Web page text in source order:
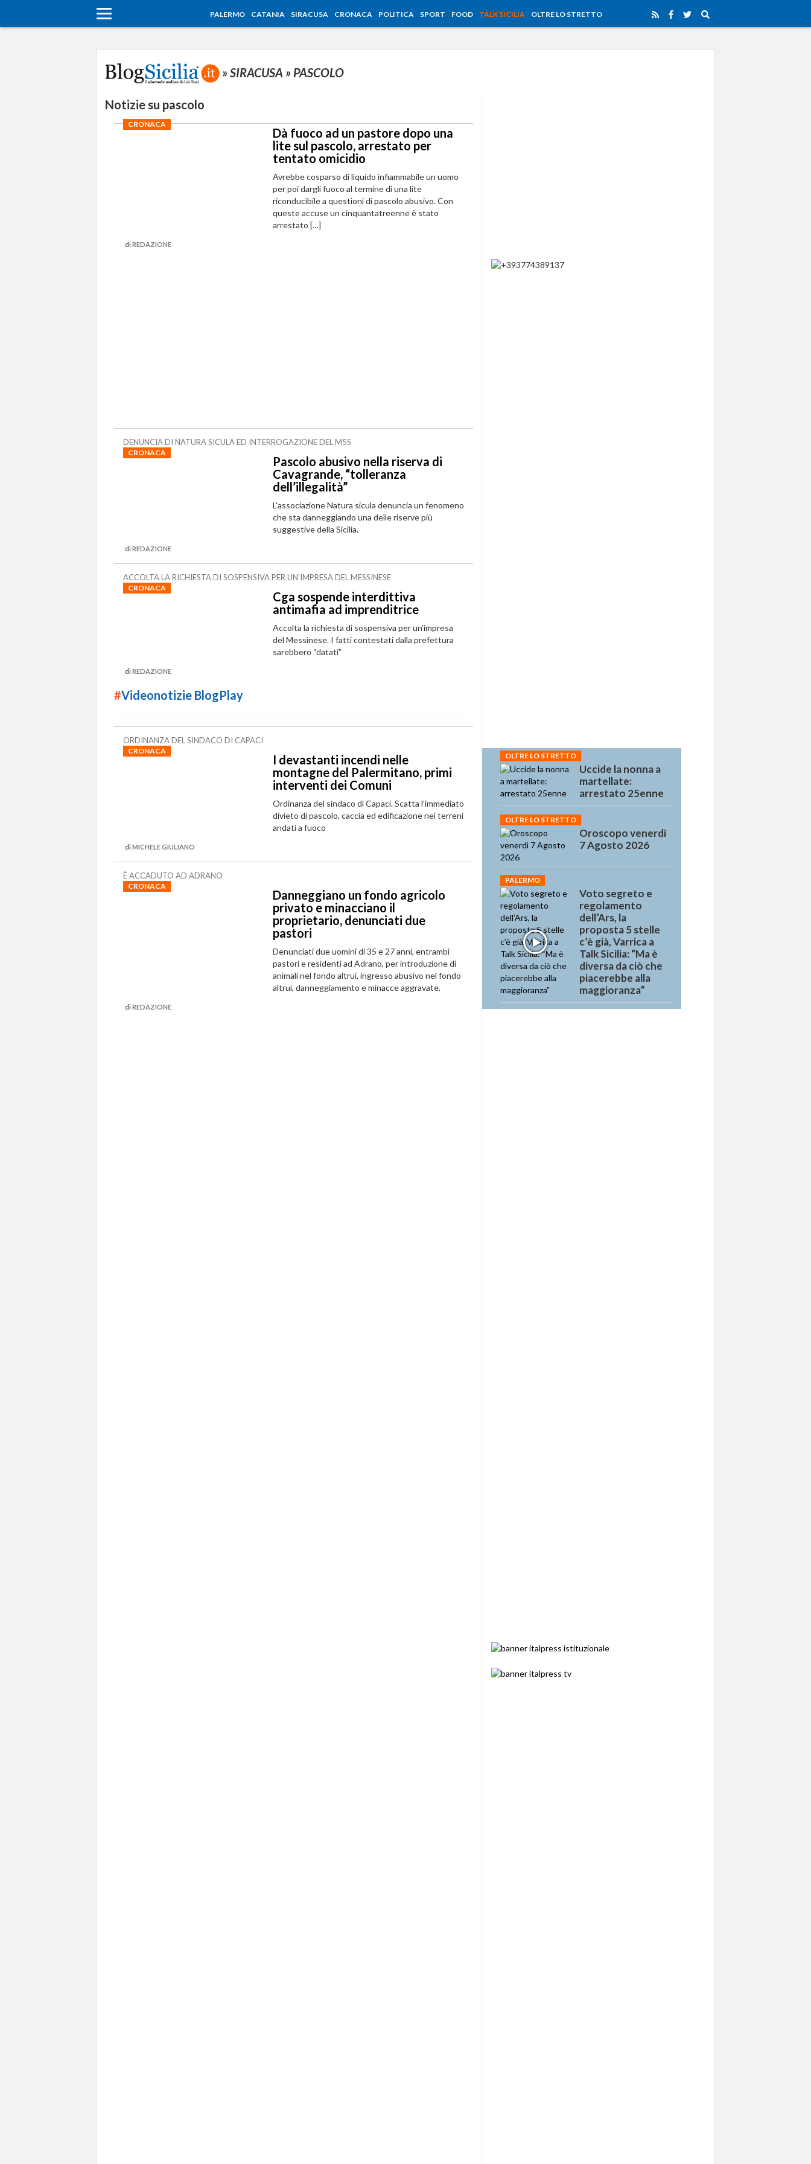
PALERMO CATANIA SIRACUSA CRONACA POLITICA SPORT FOOD TALK SICILIA OLTRE LO STRETTO
» SIRACUSA » PASCOLO
Notizie su pascolo
CRONACA
Dà fuoco ad un pastore dopo una
lite sul pascolo, arrestato per
tentato omicidio
Avrebbe cosparso di liquido infiammabile un uomo
per poi dargli fuoco al termine di una lite
riconducibile a questioni di pascolo abusivo. Con
queste accuse un cinquantatreenne è stato
arrestato […]
diREDAZIONE
DENUNCIA DI NATURA SICULA ED INTERROGAZIONE DEL M5S
CRONACA
Pascolo abusivo nella riserva di
Cavagrande, “tolleranza
dell’illegalità”
L'associazione Natura sicula denuncia un fenomeno
che sta danneggiando una delle riserve più
suggestive della Sicilia.
diREDAZIONE
ACCOLTA LA RICHIESTA DI SOSPENSIVA PER UN’IMPRESA DEL MESSINESE
CRONACA
Cga sospende interdittiva
antimafia ad imprenditrice
Accolta la richiesta di sospensiva per un’impresa
del Messinese. I fatti contestati dalla prefettura
sarebbero “datati”
diREDAZIONE
#Videonotizie BlogPlay
ORDINANZA DEL SINDACO DI CAPACI
CRONACA
I devastanti incendi nelle
montagne del Palermitano, primi
interventi dei Comuni
Ordinanza del sindaco di Capaci. Scatta l’immediato
divieto di pascolo, caccia ed edificazione nei terreni
andati a fuoco
diMICHELE GIULIANO
È ACCADUTO AD ADRANO
CRONACA
Danneggiano un fondo agricolo
privato e minacciano il
proprietario, denunciati due
pastori
Denunciati due uomini di 35 e 27 anni, entrambi
pastori e residenti ad Adrano, per introduzione di
animali nel fondo altrui, ingresso abusivo nel fondo
altrui, danneggiamento e minacce aggravate.
diREDAZIONE
OLTRE LO STRETTO
Uccide la nonna a
martellate:
arrestato 25enne
OLTRE LO STRETTO
Oroscopo venerdì
7 Agosto 2026
PALERMO
Voto segreto e
regolamento
dell’Ars, la
proposta 5 stelle
c’è già, Varrica a
Talk Sicilia: “Ma è
diversa da ciò che
piacerebbe alla
maggioranza”